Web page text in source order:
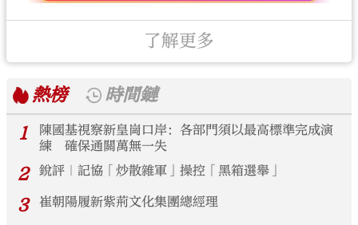
了解更多
熱榜
時間鏈
1
陳國基視察新皇崗口岸：各部門須以最高標準完成演
練 確保通關萬無一失
2 銳評｜記協「炒散雜軍」操控「黑箱選舉」
3 崔朝陽履新紫荊文化集團總經理